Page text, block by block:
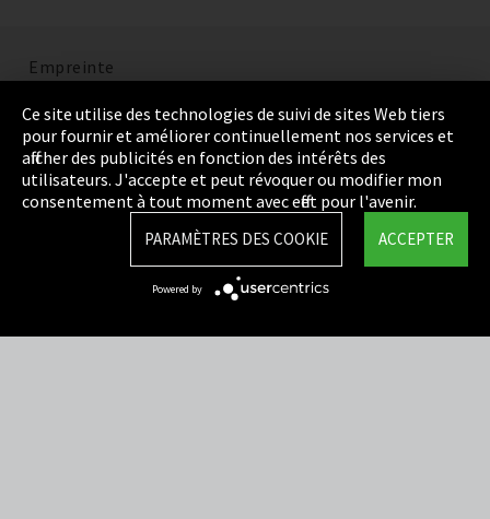
Empreinte
Politique de confidentialité
Cookie Settings
Termes et Conditions
Integrity Line
Ce site utilise des technologies de suivi de sites Web tiers
pour fournir et améliorer continuellement nos services et
afficher des publicités en fonction des intérêts des
utilisateurs. J'accepte et peut révoquer ou modifier mon
consentement à tout moment avec effet pour l'avenir.
ACCEPTER
PARAMÈTRES DES COOKIE
Powered by